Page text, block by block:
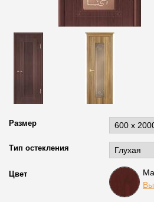
Размер
Тип остекления
Цвет